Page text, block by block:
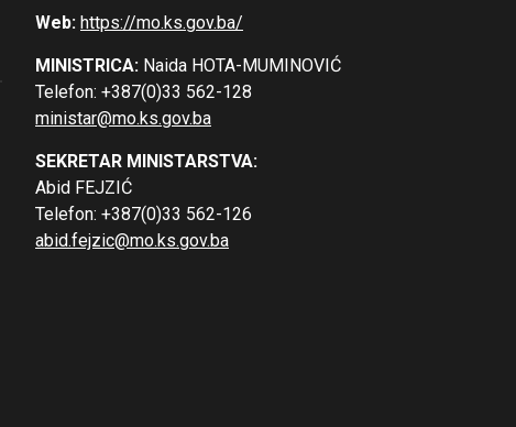
Web: https://mo.ks.gov.ba/
MINISTRICA: Naida HOTA-MUMINOVIĆ
Telefon: +387(0)33 562-128
ministar@mo.ks.gov.ba
SEKRETAR MINISTARSTVA:
Abid FEJZIĆ
Telefon: +387(0)33 562-126
abid.fejzic@mo.ks.gov.ba